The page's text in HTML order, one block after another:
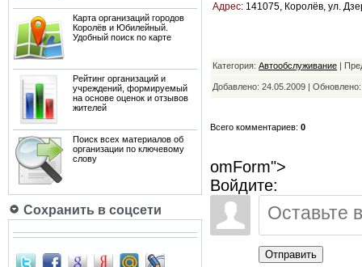
Карта организаций городов
Королёв и Юбилейный.
Удобный поиск по карте
Рейтинг организаций и
учреждений, формируемый
на основе оценок и отзывов
жителей
Поиск всех материалов об
организации по ключевому
слову
Сохранить в соцсети
Адрес: 141075, Королёв, ул.
Категория: Автообслуживание |
Добавлено: 24.05.2009 |
Всего комментариев: 0
omForm">
Войдите:
Отправить